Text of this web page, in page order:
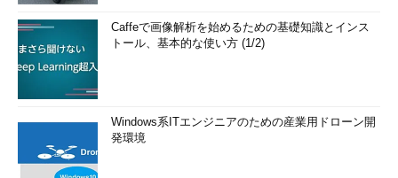
Caffeで画像解析を始めるための基礎知識とインス
トール、基本的な使い方 (1/2)
Windows系ITエンジニアのための産業用ドローン開
発環境